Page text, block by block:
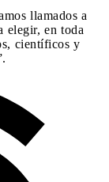
llamados a
elegir, en toda
científicos y